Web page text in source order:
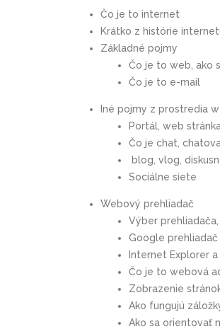
Čo je to internet
Krátko z histórie
Základné pojmy
Čo je to web, ako
Čo je to e-mail
Iné pojmy z prostredia
Portál, web
Čo je chat,
blog, vlog,
Sociálne siete
Webový prehliadač
Výber
Google
Internet Explorer a
Čo je to webová
Zobrazenie
Ako fungujú
Ako sa orientovať